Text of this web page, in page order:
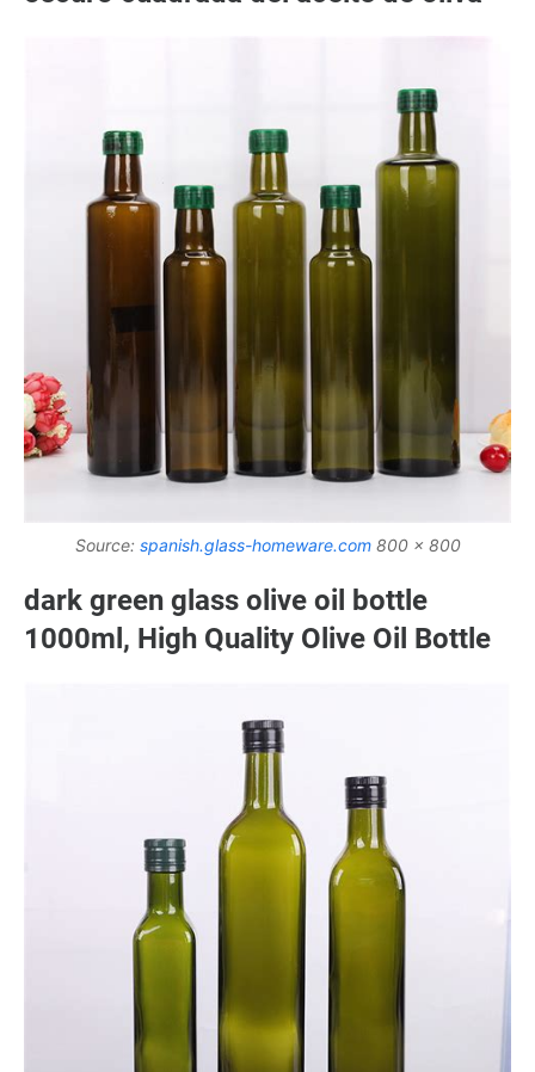
Source: spanish.glass-homeware.com800 x 800
dark green glass olive oil bottle
1000ml, High Quality Olive Oil Bottle